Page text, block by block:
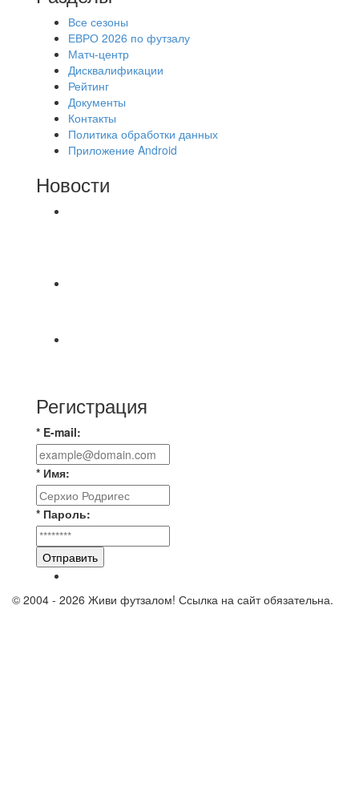
Все сезоны
ЕВРО 2026 по футзалу
Матч-центр
Дисквалификации
Рейтинг
Документы
Контакты
Политика обработки данных
Приложение Android
Новости
Регистрация
* E-mail:
* Имя:
* Пароль:
Отправить
© 2004 - 2026 Живи футзалом! Ссылка на сайт обязательна.